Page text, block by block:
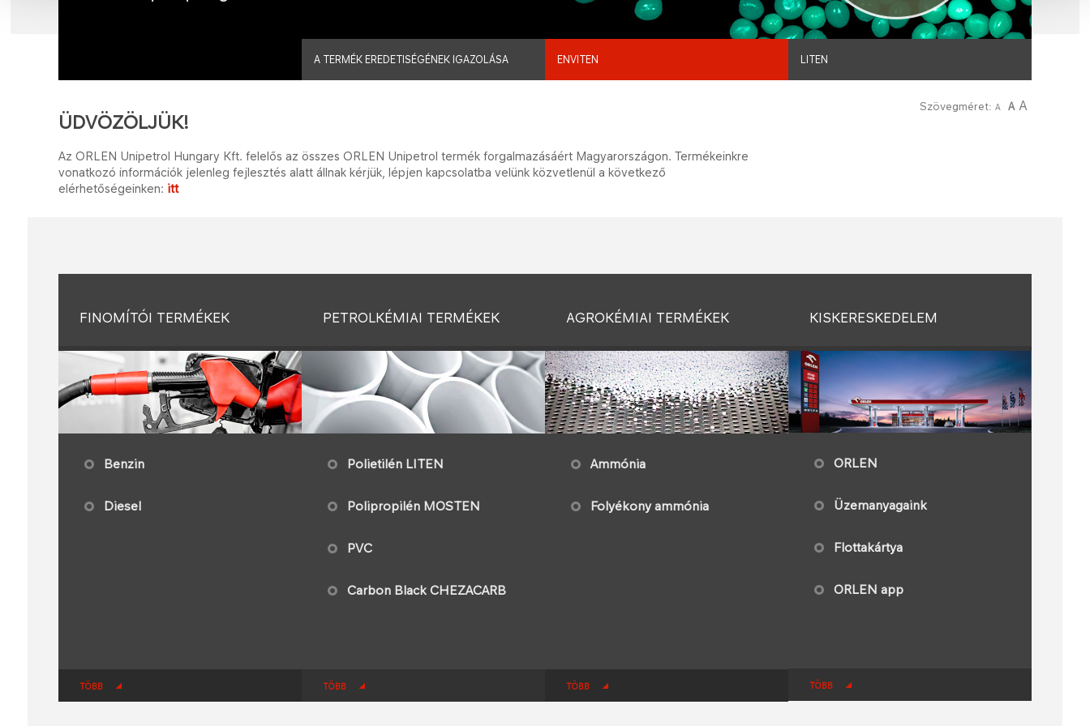
A TERMÉK EREDETISÉGÉNEK IGAZOLÁSA ENVITEN LITEN
ÜDVÖZÖLJÜK!
Az ORLEN Unipetrol Hungary Kft. felelős az összes ORLEN Unipetrol termék forgalmazásáért Magyarországon. Termékeinkre
vonatkozó információk jelenleg fejlesztés alatt állnak kérjük, lépjen kapcsolatba velünk közvetlenül a következő
elérhetőségeinken: itt​
Szövegméret: A A A
FINOMÍTÓI TERMÉKEK
Benzin
Diesel
TÖBB
PETROLKÉMIAI TERMÉKEK
Polietilén LITEN
Polipropilén MOSTEN
PVC
Carbon Black CHEZACARB
TÖBB
AGROKÉMIAI TERMÉKEK
Ammónia
Folyékony ammónia
TÖBB
KISKERESKEDELEM
ORLEN​
Üzemanyagaink
Flottakártya
ORLEN app​
TÖBB